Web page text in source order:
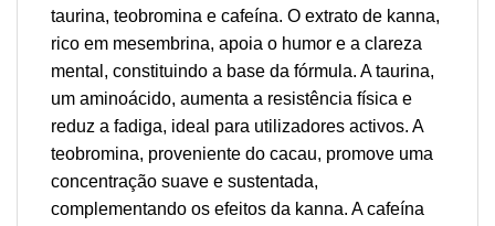
taurina, teobromina e cafeína. O extrato de kanna,
rico em mesembrina, apoia o humor e a clareza
mental, constituindo a base da fórmula. A taurina,
um aminoácido, aumenta a resistência física e
reduz a fadiga, ideal para utilizadores activos. A
teobromina, proveniente do cacau, promove uma
concentração suave e sustentada,
complementando os efeitos da kanna. A cafeína